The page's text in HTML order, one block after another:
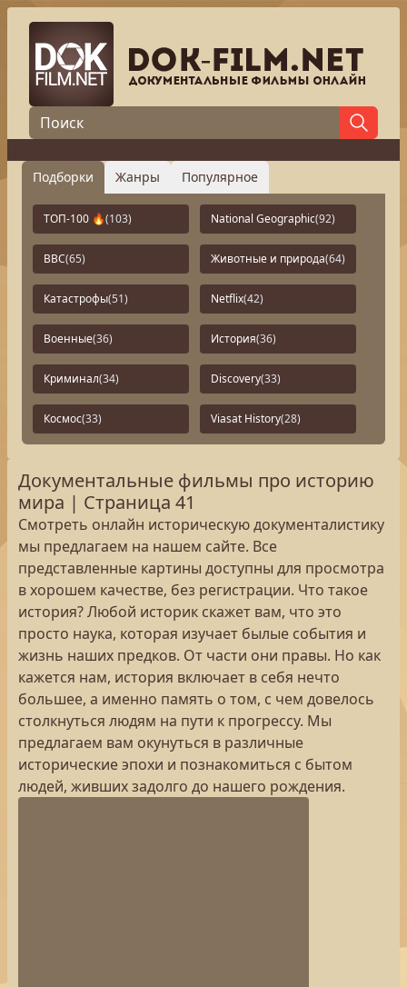
Подборки Жанры Популярное
ТОП-100 🔥(103) National Geographic(92)
BBC(65) Животные и природа(64)
Катастрофы(51) Netflix(42)
Военные(36) История(36)
Криминал(34) Discovery(33)
Космос(33) Viasat History(28)
Документальные фильмы про историю
мира | Страница 41
Смотреть онлайн историческую документалистику
мы предлагаем на нашем сайте. Все
представленные картины доступны для просмотра
в хорошем качестве, без регистрации. Что такое
история? Любой историк скажет вам, что это
просто наука, которая изучает былые события и
жизнь наших предков. От части они правы. Но как
кажется нам, история включает в себя нечто
большее, а именно память о том, с чем довелось
столкнуться людям на пути к прогрессу. Мы
предлагаем вам окунуться в различные
исторические эпохи и познакомиться с бытом
людей, живших задолго до нашего рождения.